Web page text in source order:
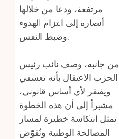
مرتفعة، ودعا من خلالها
أنصاره إلى التزام الهدوء
وضبط النفس.
من جانبه، وصف نائب رئيس
الحزب الاعتقال بأنه تعسفي
ويفتقر لأي أساس قانوني،
مشيراً إلى أن هذه الخطوة
تمثل انتكاسة خطيرة لمسار
المصالحة الوطنية وتُقوّض